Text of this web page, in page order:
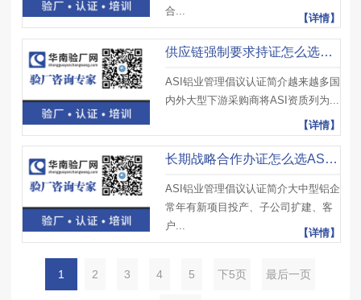
合...
【详情】
供应链强制要求持证怎么选ASI铝业管理倡议认证辅导公司？就选华南验厂网
ASI铝业管理倡议认证简介越来越多国
内外大型下游采购商将ASI资质列为...
【详情】
长期战略合作办证怎么选ASI铝业管理倡议认证辅导公司？对接华南验厂网
ASI铝业管理倡议认证简介大中型铝企
常年有新项目投产、子公司扩建、客
户...
【详情】
1 2 3 4 5 下5页 最后一页